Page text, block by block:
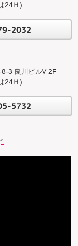
24Ｈ)
2032
3 良川ビルV 2F
24Ｈ)
5732